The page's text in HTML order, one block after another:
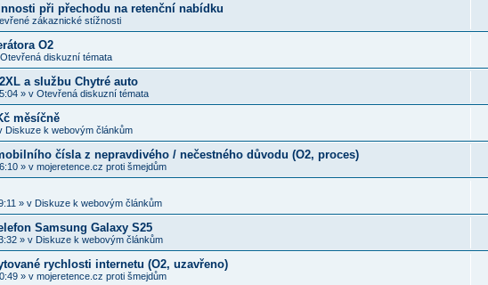
při přechodu na retenční nabídku
zákaznické stížnosti
O2
Otevřená diskuzní témata
a službu Chytré auto
» v Otevřená diskuzní témata
měsíčně
Diskuze k webovým článkům
čísla z nepravdivého / nečestného důvodu (O2, proces)
» v mojeretence.cz proti šmejdům
» v Diskuze k webovým článkům
Samsung Galaxy S25
» v Diskuze k webovým článkům
rychlosti internetu (O2, uzavřeno)
» v mojeretence.cz proti šmejdům